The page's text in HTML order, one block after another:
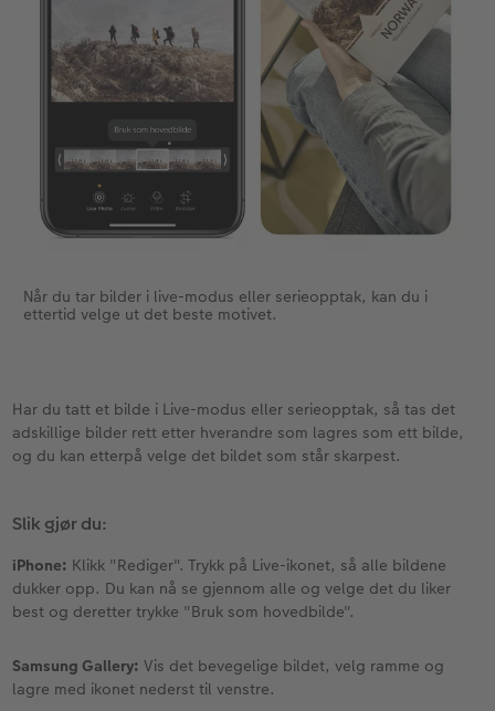
Når du tar bilder i live-modus eller serieopptak, kan du i
ettertid velge ut det beste motivet.
Har du tatt et bilde i Live-modus eller serieopptak, så tas det
adskillige bilder rett etter hverandre som lagres som ett bilde,
og du kan etterpå velge det bildet som står skarpest.
Slik gjør du:
iPhone: Klikk "Rediger". Trykk på Live-ikonet, så alle bildene
dukker opp. Du kan nå se gjennom alle og velge det du liker
best og deretter trykke "Bruk som hovedbilde".
Samsung Gallery: Vis det bevegelige bildet, velg ramme og
lagre med ikonet nederst til venstre.